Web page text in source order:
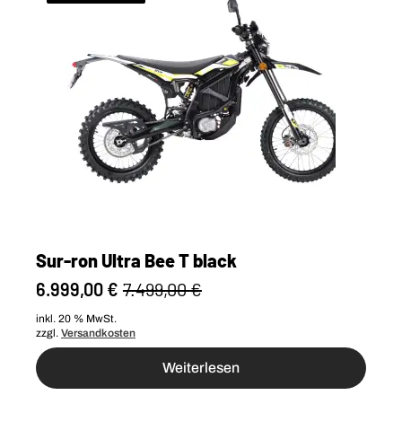
Sur-ron Ultra Bee T black
7.499,00€
Ursprünglicher
Preis
war:
7.499,00 €
6.999,00 €
Aktueller
Preis
ist:
6.999,00 €.
inkl. 20 % MwSt.
zzgl. Versandkosten
Weiterlesen